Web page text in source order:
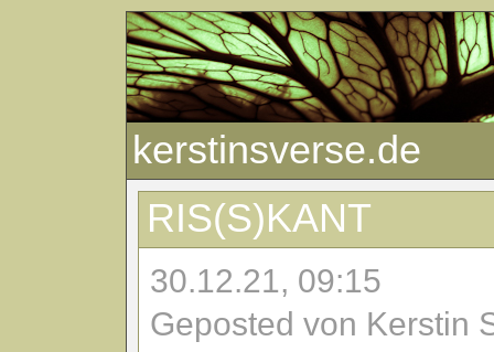
kerstinsverse.de
RIS(S)KANT
30.12.21, 09:15
Geposted von Kerstin